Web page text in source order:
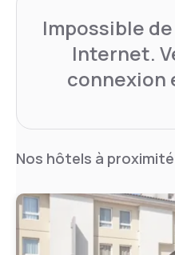
Impossible
Internet.
connexion
Nos hôtels à proximité